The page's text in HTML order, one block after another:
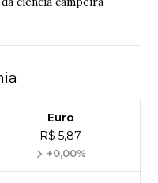
Euro
R$ 5,87
+0,00%